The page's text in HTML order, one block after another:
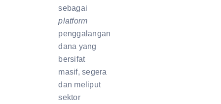
sebagai
platform
penggalangan
dana yang
bersifat
masif, segera
dan meliput
sektor